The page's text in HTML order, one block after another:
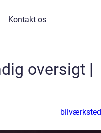
Kontakt os
oversigt |
bilværksted